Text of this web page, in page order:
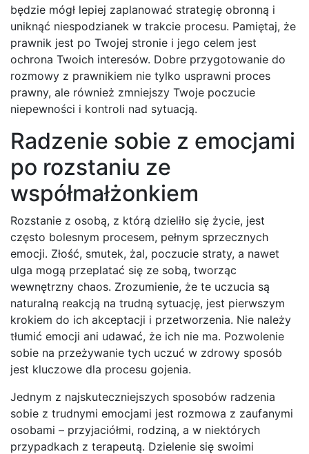
będzie mógł lepiej zaplanować strategię obronną i
uniknąć niespodzianek w trakcie procesu. Pamiętaj, że
prawnik jest po Twojej stronie i jego celem jest
ochrona Twoich interesów. Dobre przygotowanie do
rozmowy z prawnikiem nie tylko usprawni proces
prawny, ale również zmniejszy Twoje poczucie
niepewności i kontroli nad sytuacją.
Radzenie sobie z emocjami
po rozstaniu ze
współmałżonkiem
Rozstanie z osobą, z którą dzieliło się życie, jest
często bolesnym procesem, pełnym sprzecznych
emocji. Złość, smutek, żal, poczucie straty, a nawet
ulga mogą przeplatać się ze sobą, tworząc
wewnętrzny chaos. Zrozumienie, że te uczucia są
naturalną reakcją na trudną sytuację, jest pierwszym
krokiem do ich akceptacji i przetworzenia. Nie należy
tłumić emocji ani udawać, że ich nie ma. Pozwolenie
sobie na przeżywanie tych uczuć w zdrowy sposób
jest kluczowe dla procesu gojenia.
Jednym z najskuteczniejszych sposobów radzenia
sobie z trudnymi emocjami jest rozmowa z zaufanymi
osobami – przyjaciółmi, rodziną, a w niektórych
przypadkach z terapeutą. Dzielenie się swoimi